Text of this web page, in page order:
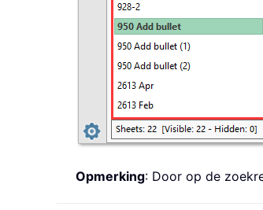
Opmerking: Door op de